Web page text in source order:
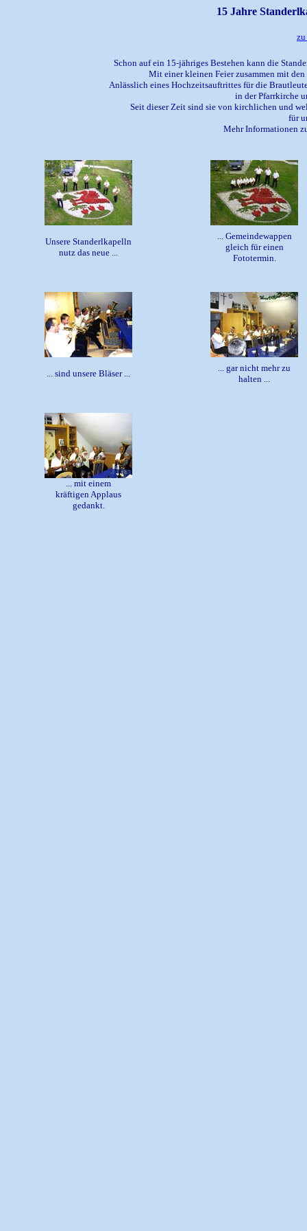
15 Jahre
Schon auf ein 15-jähriges Bestehen kann die
Mit einer kleinen Feier zusammen mit
Anlässlich eines Hochzeitsauftrittes für die
in der Pfarrkirche
Seit dieser Zeit sind sie von kirchlichen und
für
Mehr Informationen
Unsere Standerlkapelln
nutz das neue ...
... Gemeindewappen
gleich für einen
Fototermin.
... sind unsere Bläser ...
... gar nicht mehr zu
halten ...
... mit einem
kräftigen Applaus
gedankt.